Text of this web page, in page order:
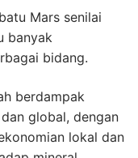
Mars senilai
banyak
bidang.
berdampak
global, dengan
lokal dan